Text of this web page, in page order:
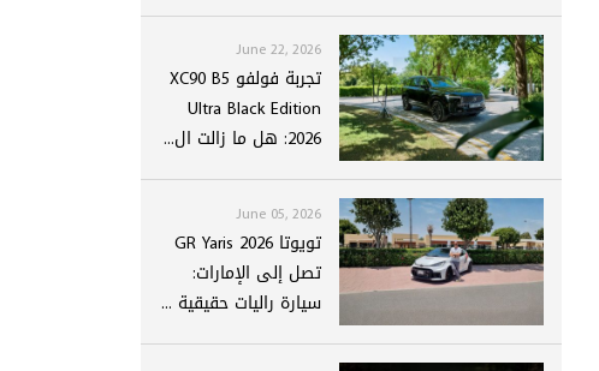
June 22, 2026
تجربة فولفو XC90 B5
Ultra Black Edition
2026: هل ما زالت ال...
June 05, 2026
تويوتا GR Yaris 2026
تصل إلى الإمارات:
سيارة راليات حقيقية ...